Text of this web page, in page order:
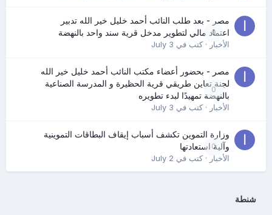
0
مصر - بعد طلب النائب أحمد خليل خير الله تدبير
اعتماد مالي لتطوير مدخل قرية سند واحد بالنهضة
الأخبار· كتب في July 3
0
مصر - بحضور أعضاء مكتب النائب أحمد خليل خير الله
لجنة تعاين طريقي قرية الحظيرة و المدرسة الصناعية
بالنهضة تمهيدًا لبدء تطويره
الأخبار· كتب في July 3
0
وزارة التموين تكشف أسباب إيقاف البطاقات التموينية
وآلية استعادتها
الأخبار· كتب في July 2
شنطة